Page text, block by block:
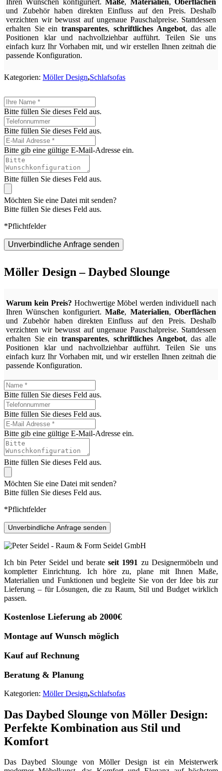
und Zubehör haben direkten Einfluss auf den Preis. Deshalb
verzichten wir bewusst auf ungenaue Pauschalpreise. Stattdessen
erhalten Sie eintransparentes, schriftliches Angebot, das alle
Positionen klar und nachvollziehbar aufführt. Teilen Sie uns
einfach kurz Ihr Vorhaben mit, und wir erstellen Ihnen zeitnah die
passende Konfiguration.
Kategorien: Möller Design,Schlafsofas
Bitte füllen Sie dieses Feld aus.
Bitte füllen Sie dieses Feld aus.
Bitte gib eine gültige E-Mail-Adresse ein.
Bitte füllen Sie dieses Feld aus.
Möchten Sie eine Datei mit senden?
Bitte füllen Sie dieses Feld aus.
*Pflichtfelder
Unverbindliche Anfrage senden
Möller Design – Daybed Slounge
Warum kein Preis? Hochwertige Möbel werden individuell nach
Ihren Wünschen konfiguriert.Maße, Materialien,Oberflächen
und Zubehör haben direkten Einfluss auf den Preis. Deshalb
verzichten wir bewusst auf ungenaue Pauschalpreise. Stattdessen
erhalten Sie eintransparentes, schriftliches Angebot, das alle
Positionen klar und nachvollziehbar aufführt. Teilen Sie uns
einfach kurz Ihr Vorhaben mit, und wir erstellen Ihnen zeitnah die
passende Konfiguration.
Bitte füllen Sie dieses Feld aus.
Bitte füllen Sie dieses Feld aus.
Bitte gib eine gültige E-Mail-Adresse ein.
Bitte füllen Sie dieses Feld aus.
Möchten Sie eine Datei mit senden?
Bitte füllen Sie dieses Feld aus.
*Pflichtfelder
Unverbindliche Anfrage senden
Ich bin Peter Seidel und berateseit 1991 zu Designermöbeln und
kompletter Einrichtung. Ich höre zu, plane mit Ihnen Maße,
Materialien und Funktionen und begleite Sie von der Idee bis zur
Lieferung – für Lösungen, die zu Raum, Stil und Budget wirklich
passen.
Kostenlose Lieferung ab 2000€
Montage auf Wunsch möglich
Kauf auf Rechnung
Beratung & Planung
Kategorien: Möller Design,Schlafsofas
Das Daybed Slounge von Möller Design:
Perfekte Kombination aus Stil und
Komfort
Das Daybed Slounge von Möller Design ist ein Meisterwerk